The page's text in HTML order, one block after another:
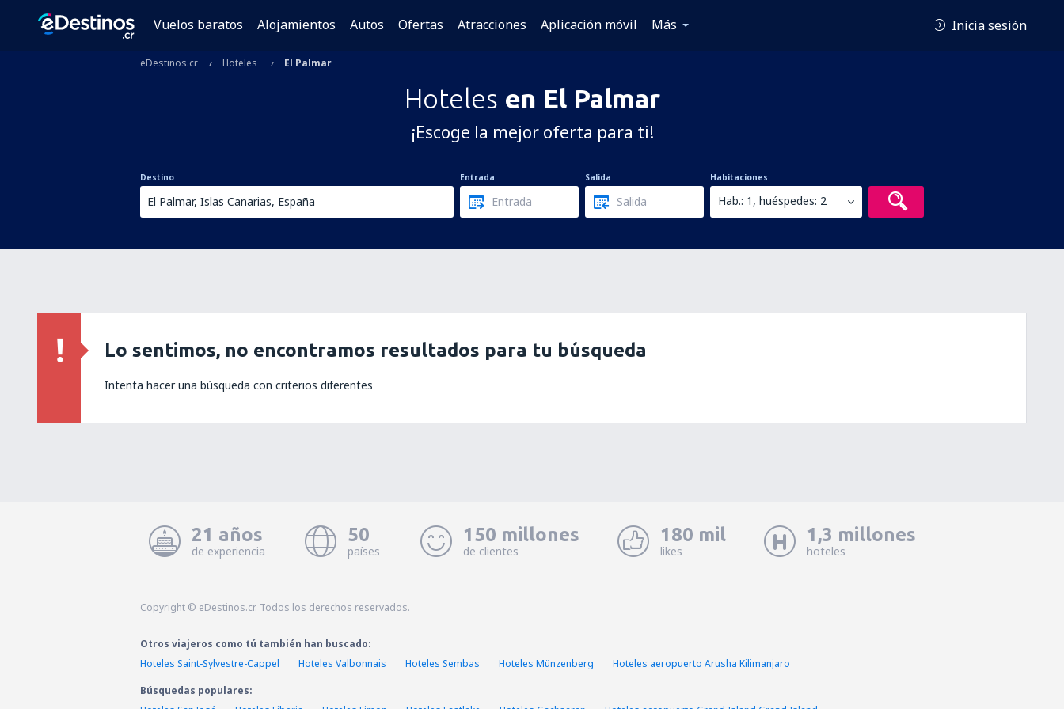
Vuelos baratos Alojamientos Autos Ofertas Atracciones Aplicación móvil Más Inicia sesión
eDestinos.cr Hoteles El Palmar
Hoteles en El Palmar
¡Escoge la mejor oferta para ti!
Destino Entrada Salida Habitaciones
Hab.: 1, huéspedes: 2
Lo sentimos, no encontramos resultados para tu búsqueda
Intenta hacer una búsqueda con criterios diferentes
21 años
de experiencia
50
países
150 millones
de clientes
180 mil
likes
1,3 millones
hoteles
Copyright © eDestinos.cr. Todos los derechos reservados.
Otros viajeros como tú también han buscado:
Hoteles Saint-Sylvestre-Cappel
Hoteles Valbonnais Hoteles Sembas Hoteles Münzenberg
Hoteles aeropuerto Arusha Kilimanjaro
Búsquedas populares: